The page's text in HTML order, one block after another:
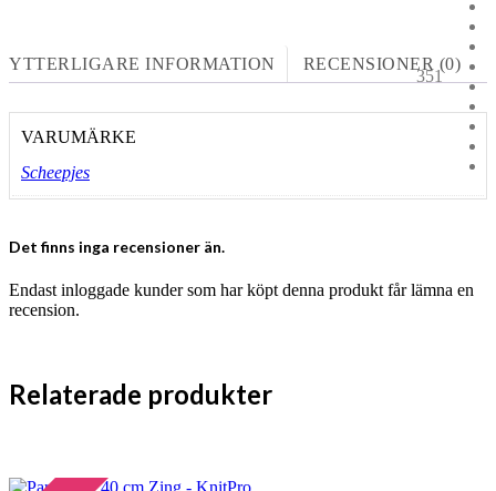
351
YTTERLIGARE INFORMATION RECENSIONER (0)
VARUMÄRKE
Scheepjes
Det finns inga recensioner än.
Endast inloggade kunder som har köpt denna produkt får lämna en
recension.
Relaterade produkter